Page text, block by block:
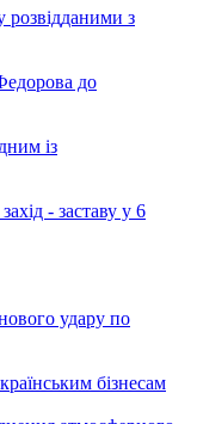
з
до
із
- заставу у 6
удару по
бізнесам